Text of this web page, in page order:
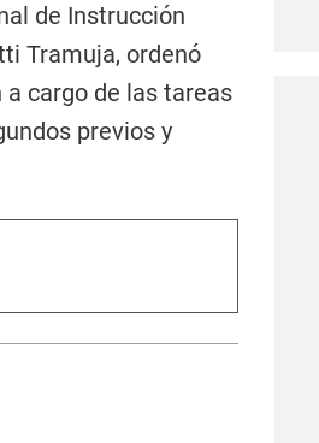
de Instrucción
Tramuja, ordenó
a cargo de las tareas
previos y